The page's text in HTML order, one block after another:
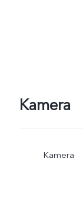
Kamera
Kamera